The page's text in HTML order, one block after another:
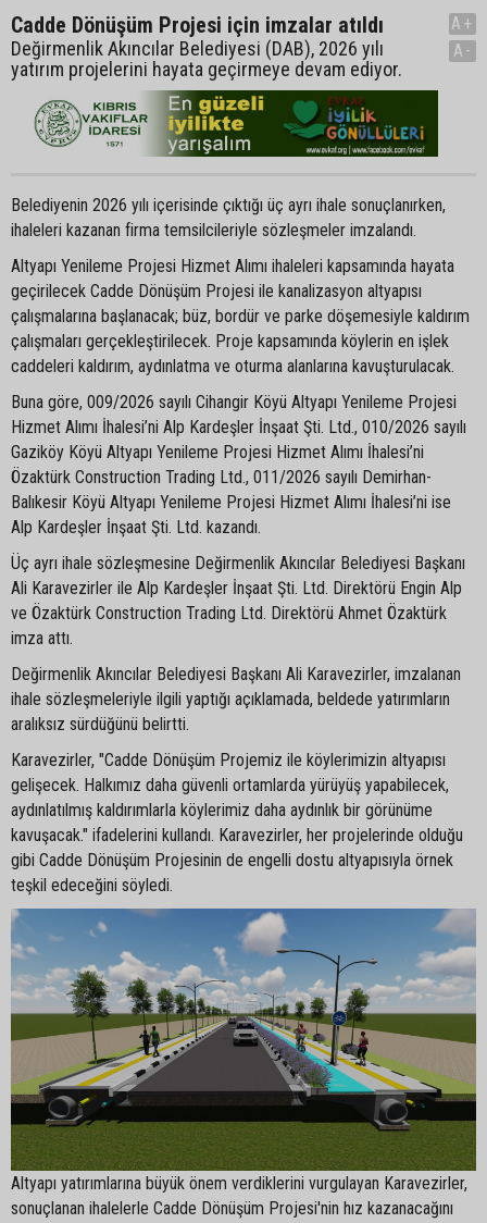
Cadde Dönüşüm Projesi için imzalar atıldı
Değirmenlik Akıncılar Belediyesi (DAB), 2026 yılı
yatırım projelerini hayata geçirmeye devam ediyor.
A+
A-
Belediyenin 2026 yılı içerisinde çıktığı üç ayrı ihale sonuçlanırken,
ihaleleri kazanan firma temsilcileriyle sözleşmeler imzalandı.
Altyapı Yenileme Projesi Hizmet Alımı ihaleleri kapsamında hayata
geçirilecek Cadde Dönüşüm Projesi ile kanalizasyon altyapısı
çalışmalarına başlanacak; büz, bordür ve parke döşemesiyle kaldırım
çalışmaları gerçekleştirilecek. Proje kapsamında köylerin en işlek
caddeleri kaldırım, aydınlatma ve oturma alanlarına kavuşturulacak.
Buna göre, 009/2026 sayılı Cihangir Köyü Altyapı Yenileme Projesi
Hizmet Alımı İhalesi’ni Alp Kardeşler İnşaat Şti. Ltd., 010/2026 sayılı
Gaziköy Köyü Altyapı Yenileme Projesi Hizmet Alımı İhalesi’ni
Özaktürk Construction Trading Ltd., 011/2026 sayılı Demirhan-
Balıkesir Köyü Altyapı Yenileme Projesi Hizmet Alımı İhalesi’ni ise
Alp Kardeşler İnşaat Şti. Ltd. kazandı.
Üç ayrı ihale sözleşmesine Değirmenlik Akıncılar Belediyesi Başkanı
Ali Karavezirler ile Alp Kardeşler İnşaat Şti. Ltd. Direktörü Engin Alp
ve Özaktürk Construction Trading Ltd. Direktörü Ahmet Özaktürk
imza attı.
Değirmenlik Akıncılar Belediyesi Başkanı Ali Karavezirler, imzalanan
ihale sözleşmeleriyle ilgili yaptığı açıklamada, beldede yatırımların
aralıksız sürdüğünü belirtti.
Karavezirler, "Cadde Dönüşüm Projemiz ile köylerimizin altyapısı
gelişecek. Halkımız daha güvenli ortamlarda yürüyüş yapabilecek,
aydınlatılmış kaldırımlarla köylerimiz daha aydınlık bir görünüme
kavuşacak." ifadelerini kullandı. Karavezirler, her projelerinde olduğu
gibi Cadde Dönüşüm Projesinin de engelli dostu altyapısıyla örnek
teşkil edeceğini söyledi.
Altyapı yatırımlarına büyük önem verdiklerini vurgulayan Karavezirler,
sonuçlanan ihalelerle Cadde Dönüşüm Projesi'nin hız kazanacağını